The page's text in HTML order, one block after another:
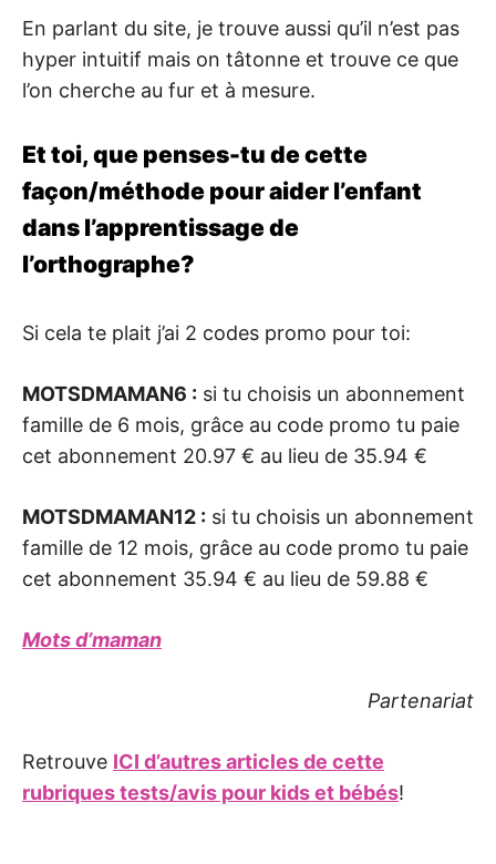
En parlant du site, je trouve aussi qu’il n’est pas
hyper intuitif mais on tâtonne et trouve ce que
l’on cherche au fur et à mesure.
Et toi, que penses-tu de cette
façon/méthode pour aider l’enfant
dans l’apprentissage de
l’orthographe?
Si cela te plait j’ai 2 codes promo pour toi:
MOTSDMAMAN6 : si tu choisis un abonnement
famille de 6 mois, grâce au code promo tu paie
cet abonnement 20.97 € au lieu de 35.94 €
MOTSDMAMAN12 : si tu choisis un abonnement
famille de 12 mois, grâce au code promo tu paie
cet abonnement 35.94 € au lieu de 59.88 €
Mots d’maman
Partenariat
Retrouve ICI d’autres articles de cette
rubriques tests/avis pour kids et bébés!